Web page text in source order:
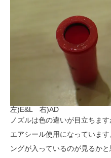
左)E&L 右)AD
ノズルは色の違いが目立ちま
エアシール使用になっていま
ングが入っているのが見るか